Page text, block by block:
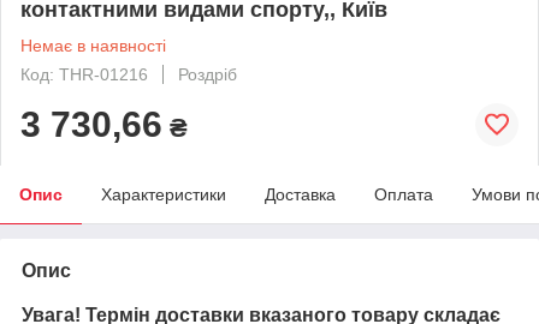
контактними видами спорту,, Київ
Немає в наявності
Код: THR-01216
Роздріб
3 730,66 ₴
Опис Характеристики Доставка Оплата Умови
Опис
Увага! Термін доставки вказаного товару складає